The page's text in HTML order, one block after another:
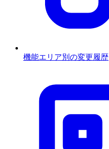
機能エリア別の変更履歴